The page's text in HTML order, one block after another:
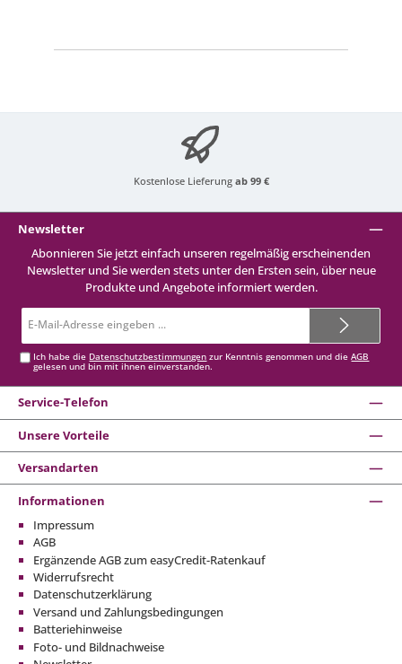
Kostenlose Lieferung ab 99 €
Newsletter
Abonnieren Sie jetzt einfach unseren regelmäßig erscheinenden
Newsletter und Sie werden stets unter den Ersten sein, über neue
Produkte und Angebote informiert werden.
Mail-
Ich habe die Datenschutzbestimmungen zur Kenntnis genommen und dieAGB
gelesen und bin mit ihnen einverstanden.
Service-Telefon
Unsere Vorteile
Versandarten
Informationen
Impressum
AGB
Ergänzende AGB zum easyCredit-Ratenkauf
Widerrufsrecht
Datenschutzerklärung
Versand und Zahlungsbedingungen
Batteriehinweise
Foto- und Bildnachweise